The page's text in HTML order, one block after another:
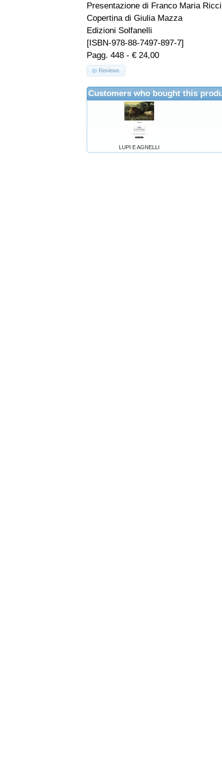
Presentazione di Franco Maria Ricci
Copertina di Giulia Mazza
Edizioni Solfanelli
[ISBN-978-88-7497-897-7]
Pagg. 448 - € 24,00
Reviews
Customers who bought this
LUPI E AGNELLI